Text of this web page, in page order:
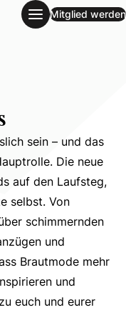
Mitglied werden
sein – und das
sein – und das
Die neue
auf den Laufsteg,
selbst. Von
schimmernden
und
Brautmode mehr
und
euch und eurer